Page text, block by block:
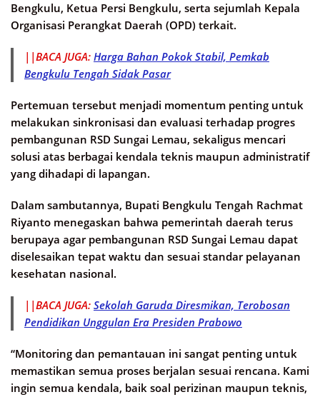
Bengkulu, Ketua Persi Bengkulu, serta sejumlah Kepala
Organisasi Perangkat Daerah (OPD) terkait.
||BACA JUGA: Harga Bahan Pokok Stabil, Pemkab
Bengkulu Tengah Sidak Pasar
Pertemuan tersebut menjadi momentum penting untuk
melakukan sinkronisasi dan evaluasi terhadap progres
pembangunan RSD Sungai Lemau, sekaligus mencari
solusi atas berbagai kendala teknis maupun administratif
yang dihadapi di lapangan.
Dalam sambutannya, Bupati Bengkulu Tengah Rachmat
Riyanto menegaskan bahwa pemerintah daerah terus
berupaya agar pembangunan RSD Sungai Lemau dapat
diselesaikan tepat waktu dan sesuai standar pelayanan
kesehatan nasional.
||BACA JUGA: Sekolah Garuda Diresmikan, Terobosan
Pendidikan Unggulan Era Presiden Prabowo
“Monitoring dan pemantauan ini sangat penting untuk
memastikan semua proses berjalan sesuai rencana. Kami
ingin semua kendala, baik soal perizinan maupun teknis,